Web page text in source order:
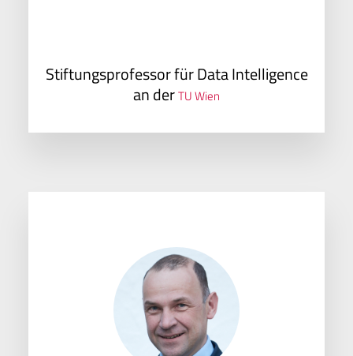
Stiftungsprofessor für Data Intelligence
an derTU Wien